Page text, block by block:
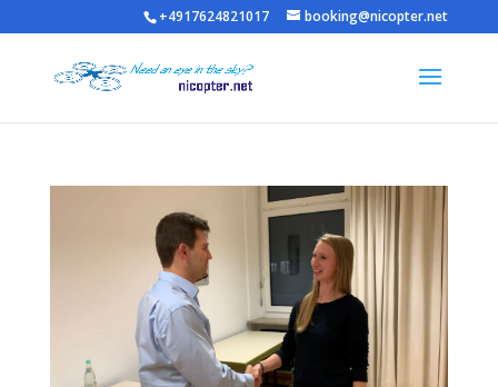
+4917624821017 booking@nicopter.net